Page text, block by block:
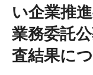
い企業推
業務委託
査結果に